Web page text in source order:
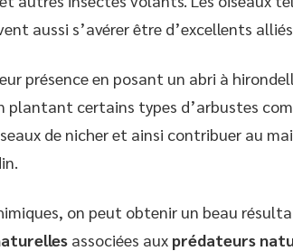
aussi s’avérer être d’excellents
présence en posant un abri à
plantant certains types d’arbustes
de nicher et ainsi contribuer au
on peut obtenir un beau
associées aux prédateurs